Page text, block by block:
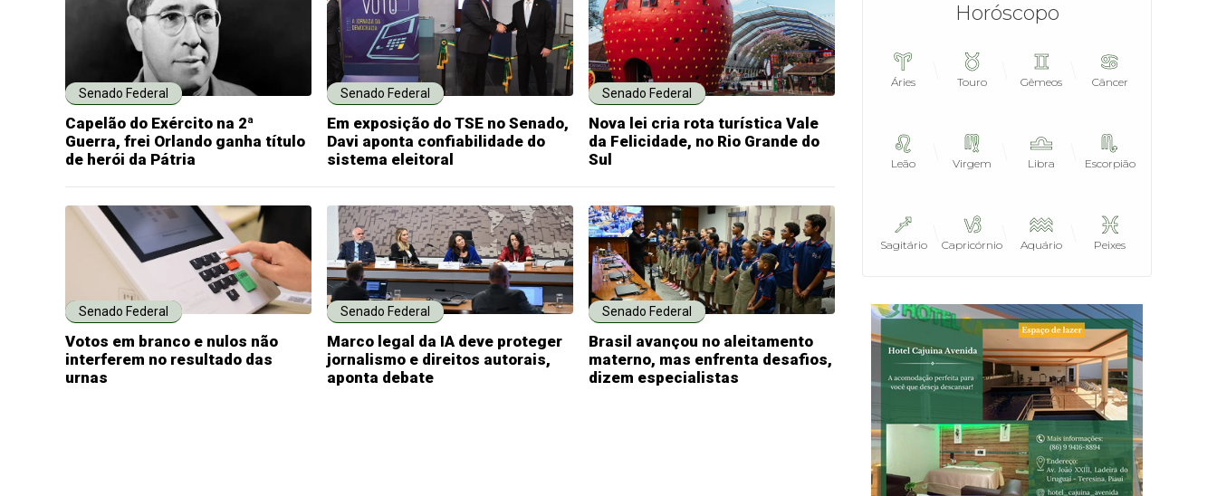
Senado Federal
Capelão do Exército na 2ª
Guerra, frei Orlando ganha título
de herói da Pátria
Senado Federal
Em exposição do TSE no Senado,
Davi aponta confiabilidade do
sistema eleitoral
Senado Federal
Nova lei cria rota turística Vale
da Felicidade, no Rio Grande do
Sul
Senado Federal
Votos em branco e nulos não
interferem no resultado das
urnas
Senado Federal
Marco legal da IA deve proteger
jornalismo e direitos autorais,
aponta debate
Senado Federal
Brasil avançou no aleitamento
materno, mas enfrenta desafios,
dizem especialistas
Horóscopo
Áries Touro Gêmeos Câncer
Leão Virgem Libra Escorpião
Sagitário Capricórnio Aquário Peixes